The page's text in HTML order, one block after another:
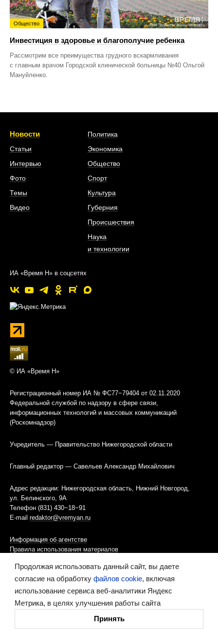
Общество
Инвестиция в здоровье и благополучие ребенка
Рассмотрим все преимущества грудного вскармливания
с главным врачом Городской клинической больницы №40 Ольгой
Мануйленко.
Новости
Статьи
Интервью
Фото
Темы
Видео
Политика
Экономика
Общество
Спорт
Культура
Губерния
Происшествия
Наука
и технологии
ИА «Время Н» в соцсетях
© ИА «Время Н»
Регистрационный номер ИА № ФС77−79404 от 02.11.2020
Федеральной службой по надзору в сфере связи,
информационных технологий и массовых коммуникаций
(Роскомнадзор)
Учредитель — Правительство Нижегородской области
Главный редактор — Савельев Александр Михайлович
Адрес редакции: Нижегородская область, Нижний Новгород,
ул. Белинского, 9А
Телефон (831) 430−18−91
E-mail redaktor@vremyan.ru
Информация об агентстве
Правила использования материалов
Информационная политика использования «cookies»-файлов
Ресурс содержит материалы 16+
Продолжая использовать данный сайт, вы даете
согласие на обработку файлов cookie, включая
использование сервиса веб-аналитики Яндекс
Метрика, в целях улучшения работы сайта
Принять